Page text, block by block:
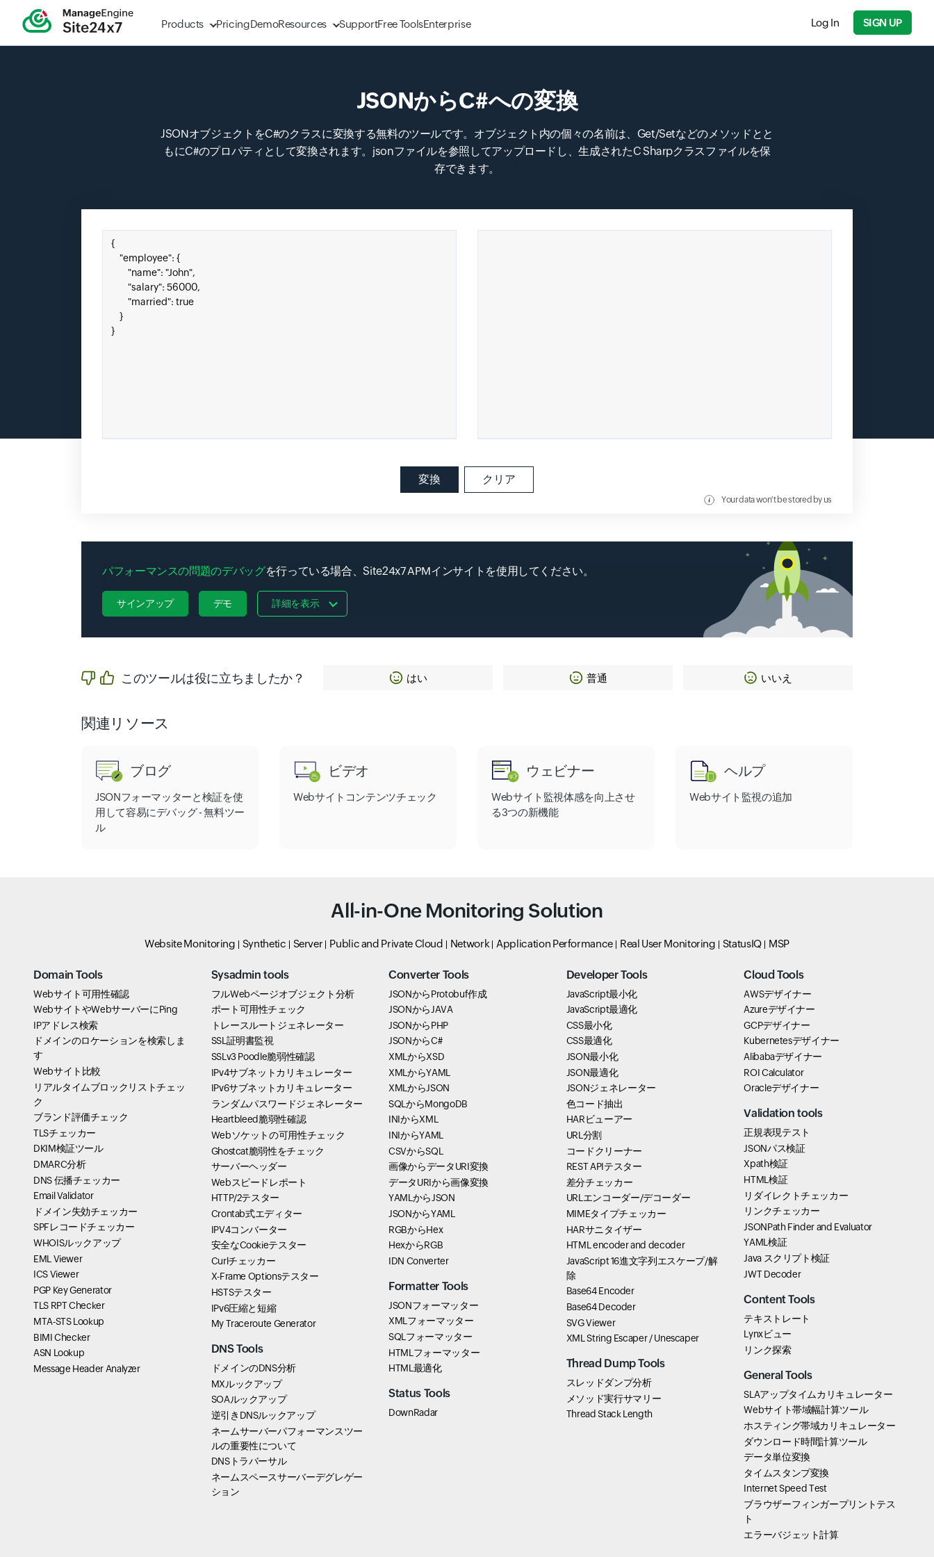
Products PricingDemoResources SupportFree ToolsEnterprise Log In SIGN UP
JSONからC#への変換
JSONオブジェクトをC#のクラスに変換する無料のツールです。オブジェクト内の個々の名前は、Get/Setなどのメソッドとと
もにC#のプロパティとして変換されます。jsonファイルを参照してアップロードし、生成されたC Sharpクラスファイルを保
存できます。
Input field
JSONをここにペースト
変換 クリア
Your data won't be stored by us
パフォーマンスの問題のデバッグを行っている場合、Site24x7 APMインサイトを使用してください。
サインアップ デモ 詳細を表示
このツールは役に立ちましたか？ はい 普通 いいえ
関連リソース
ブログ
JSONフォーマッターと検証を使
用して容易にデバッグ - 無料ツー
ル
ビデオ
Webサイトコンテンツチェック
ウェビナー
Webサイト監視体感を向上させ
る3つの新機能
ヘルプ
Webサイト監視の追加
All-in-One Monitoring Solution
Website Monitoring Synthetic Server Public and Private Cloud Network Application Performance Real User Monitoring StatusIQ MSP
Domain Tools
Webサイト可用性確認
WebサイトやWebサーバーにPing
IPアドレス検索
ドメインのロケーションを検索しま
す
Webサイト比較
リアルタイムブロックリストチェッ
ク
ブランド評価チェック
TLSチェッカー
DKIM検証ツール
DMARC分析
DNS 伝播チェッカー
Email Validator
ドメイン失効チェッカー
SPFレコードチェッカー
WHOISルックアップ
EML Viewer
ICS Viewer
PGP Key Generator
TLS RPT Checker
MTA-STS Lookup
BIMI Checker
ASN Lookup
Message Header Analyzer
Sysadmin tools
フルWebページオブジェクト分析
ポート可用性チェック
トレースルートジェネレーター
SSL証明書監視
SSLv3 Poodle脆弱性確認
IPv4サブネットカリキュレーター
IPv6サブネットカリキュレーター
ランダムパスワードジェネレーター
Heartbleed脆弱性確認
Webソケットの可用性チェック
Ghostcat脆弱性をチェック
サーバーヘッダー
Webスピードレポート
HTTP/2テスター
Crontab式エディター
IPV4コンバーター
安全なCookieテスター
Curlチェッカー
X-Frame Optionsテスター
HSTSテスター
IPv6圧縮と短縮
My Traceroute Generator
DNS Tools
ドメインのDNS分析
MXルックアップ
SOAルックアップ
逆引きDNSルックアップ
ネームサーバーパフォーマンスツー
ルの重要性について
DNSトラバーサル
ネームスペースサーバーデグレゲー
ション
Converter Tools
JSONからProtobuf作成
JSONからJAVA
JSONからPHP
JSONからC#
XMLからXSD
XMLからYAML
XMLからJSON
SQLからMongoDB
INIからXML
INIからYAML
CSVからSQL
画像からデータURI変換
データURIから画像変換
YAMLからJSON
JSONからYAML
RGBからHex
HexからRGB
IDN Converter
Formatter Tools
JSONフォーマッター
XMLフォーマッター
SQLフォーマッター
HTMLフォーマッター
HTML最適化
Status Tools
DownRadar
Developer Tools
JavaScript最小化
JavaScript最適化
CSS最小化
CSS最適化
JSON最小化
JSON最適化
JSONジェネレーター
色コード抽出
HARビューアー
URL分割
コードクリーナー
REST APIテスター
差分チェッカー
URLエンコーダー/デコーダー
MIMEタイプチェッカー
HARサニタイザー
HTML encoder and decoder
JavaScript 16進文字列エスケープ/解
除
Base64 Encoder
Base64 Decoder
SVG Viewer
XML String Escaper / Unescaper
Thread Dump Tools
スレッドダンプ分析
メソッド実行サマリー
Thread Stack Length
Cloud Tools
AWSデザイナー
Azureデザイナー
GCPデザイナー
Kubernetesデザイナー
Alibabaデザイナー
ROI Calculator
Oracleデザイナー
Validation tools
正規表現テスト
JSONパス検証
Xpath検証
HTML検証
リダイレクトチェッカー
リンクチェッカー
JSONPath Finder and Evaluator
YAML検証
Java スクリプト検証
JWT Decoder
Content Tools
テキストレート
Lynxビュー
リンク探索
General Tools
SLAアップタイムカリキュレーター
Webサイト帯域幅計算ツール
ホスティング帯域カリキュレーター
ダウンロード時間計算ツール
データ単位変換
タイムスタンプ変換
Internet Speed Test
ブラウザーフィンガープリントテス
ト
エラーバジェット計算